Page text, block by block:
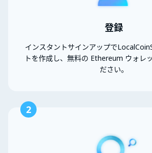
登録
インスタントサインアップで
トを作成し、無料の Ethereum ウォレ
ださい。
2